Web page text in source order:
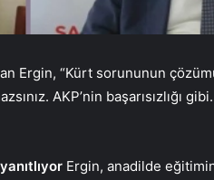
Ergin, “Kürt sorununun
AKP’nin başarısızlığı
Ergin, anadilde